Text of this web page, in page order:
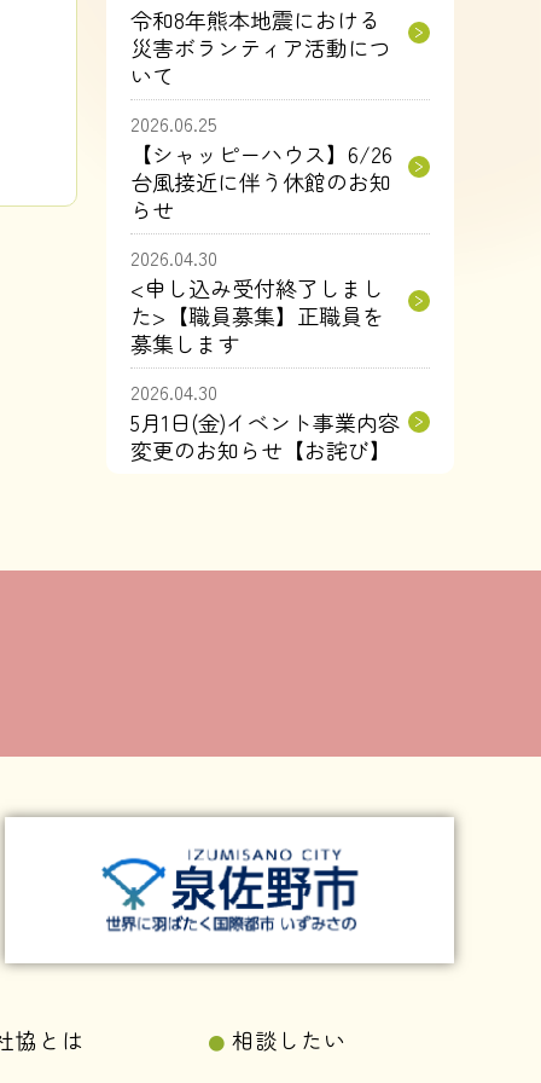
令和8年熊本地震における
災害ボランティア活動につ
いて
2026.06.25
【シャッピーハウス】6/26
台風接近に伴う休館のお知
らせ
2026.04.30
<申し込み受付終了しまし
た>【職員募集】正職員を
募集します
2026.04.30
5月1日(金)イベント事業内容
変更のお知らせ【お詫び】
協とは
相談したい